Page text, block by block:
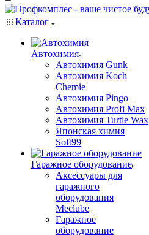
Каталог
Автохимия
Автохимия Gunk
Автохимия Koch
Chemie
Автохимия Pingo
Автохимия Profi Max
Автохимия Turtle Wax
Японская химия
Soft99
Гаражное оборудование
Аксессуары для
гаражного
оборудования
Meclube
Гаражное
оборудование